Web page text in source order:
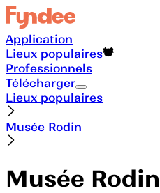
Application
Lieux populaires
Professionnels
Télécharger
Lieux populaires
Musée Rodin
Musée Rodin